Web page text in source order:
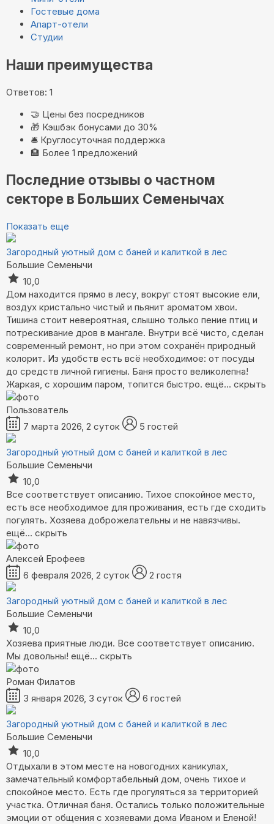
Гостевые дома
Апарт-отели
Студии
Наши преимущества
Ответов: 1
🤝 Цены без посредников
🎁 Кэшбэк бонусами до 30%
🛎️ Круглосуточная поддержка
🏨 Более 1 предложений
Последние отзывы о частном
секторе в Больших Семенычах
Показать еще
Загородный уютный дом с баней и калиткой в лес
Большие Семенычи
10,0
Дом находится прямо в лесу, вокруг стоят высокие ели,
воздух кристально чистый и пьянит ароматом хвои.
Тишина стоит невероятная, слышно только пение птиц и
потрескивание дров в мангале. Внутри всё чисто, сделан
современный ремонт, но при этом сохранён природный
колорит. Из удобств есть всё необходимое: от посуды
до средств личной гигиены. Баня просто великолепна!
Жаркая, с хорошим паром, топится быстро. ещё... скрыть
Пользователь
7 марта 2026, 2 суток
5 гостей
Загородный уютный дом с баней и калиткой в лес
Большие Семенычи
10,0
Все соответствует описанию. Тихое спокойное место,
есть все необходимое для проживания, есть где сходить
погулять. Хозяева доброжелательны и не навязчивы.
ещё... скрыть
Алексей Ерофеев
6 февраля 2026, 2 суток
2 гостя
Загородный уютный дом с баней и калиткой в лес
Большие Семенычи
10,0
Хозяева приятные люди. Все соответствует описанию.
Мы довольны! ещё... скрыть
Роман Филатов
3 января 2026, 3 суток
6 гостей
Загородный уютный дом с баней и калиткой в лес
Большие Семенычи
10,0
Отдыхали в этом месте на новогодних каникулах,
замечательный комфортабельный дом, очень тихое и
спокойное место. Есть где прогуляться за территорией
участка. Отличная баня. Остались только положительные
эмоции от общения с хозяевами дома Иваном и Еленой!